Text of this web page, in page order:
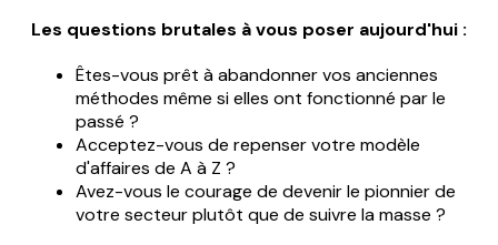
Les questions brutales à vous poser aujourd'hui :
Êtes-vous prêt à abandonner vos anciennes
méthodes même si elles ont fonctionné par le
passé ?
Acceptez-vous de repenser votre modèle
d'affaires de A à Z ?
Avez-vous le courage de devenir le pionnier de
votre secteur plutôt que de suivre la masse ?